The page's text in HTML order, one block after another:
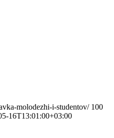
molodezhi-i-studentov/ 100
16T13:01:00+03:00